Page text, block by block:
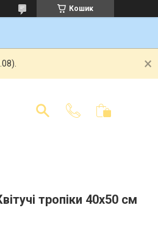
Кошик
тропіки 40x50 см